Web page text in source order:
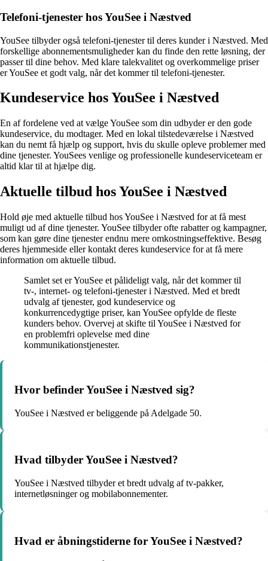
Telefoni-tjenester hos YouSee i Næstved
YouSee tilbyder også telefoni-tjenester til deres kunder i Næstved. Med
forskellige abonnementsmuligheder kan du finde den rette løsning, der
passer til dine behov. Med klare talekvalitet og overkommelige priser
er YouSee et godt valg, når det kommer til telefoni-tjenester.
Kundeservice hos YouSee i Næstved
En af fordelene ved at vælge YouSee som din udbyder er den gode
kundeservice, du modtager. Med en lokal tilstedeværelse i Næstved
kan du nemt få hjælp og support, hvis du skulle opleve problemer med
dine tjenester. YouSees venlige og professionelle kundeserviceteam er
altid klar til at hjælpe dig.
Aktuelle tilbud hos YouSee i Næstved
Hold øje med aktuelle tilbud hos YouSee i Næstved for at få mest
muligt ud af dine tjenester. YouSee tilbyder ofte rabatter og kampagner,
som kan gøre dine tjenester endnu mere omkostningseffektive. Besøg
deres hjemmeside eller kontakt deres kundeservice for at få mere
information om aktuelle tilbud.
Samlet set er YouSee et pålideligt valg, når det kommer til
tv-, internet- og telefoni-tjenester i Næstved. Med et bredt
udvalg af tjenester, god kundeservice og
konkurrencedygtige priser, kan YouSee opfylde de fleste
kunders behov. Overvej at skifte til YouSee i Næstved for
en problemfri oplevelse med dine
kommunikationstjenester.
Hvor befinder YouSee i Næstved sig?
YouSee i Næstved er beliggende på Adelgade 50.
Hvad tilbyder YouSee i Næstved?
YouSee i Næstved tilbyder et bredt udvalg af tv-pakker,
internetløsninger og mobilabonnementer.
Hvad er åbningstiderne for YouSee i Næstved?